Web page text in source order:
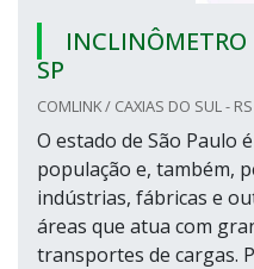
SP
COMLINK / CAXIAS DO SUL - RS
O estado de São Paulo
população e, também,
indústrias, fábricas e
áreas que atua com
transportes de cargas.